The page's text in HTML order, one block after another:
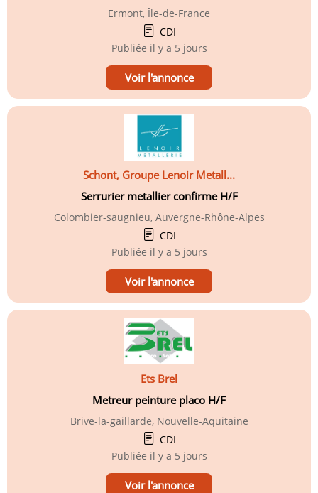
Ermont, Île-de-France
CDI
Publiée il y a 5 jours
Voir l'annonce
Schont, Groupe Lenoir Metall...
Serrurier metallier confirme H/F
Colombier-saugnieu, Auvergne-Rhône-Alpes
CDI
Publiée il y a 5 jours
Voir l'annonce
Ets Brel
Metreur peinture placo H/F
Brive-la-gaillarde, Nouvelle-Aquitaine
CDI
Publiée il y a 5 jours
Voir l'annonce